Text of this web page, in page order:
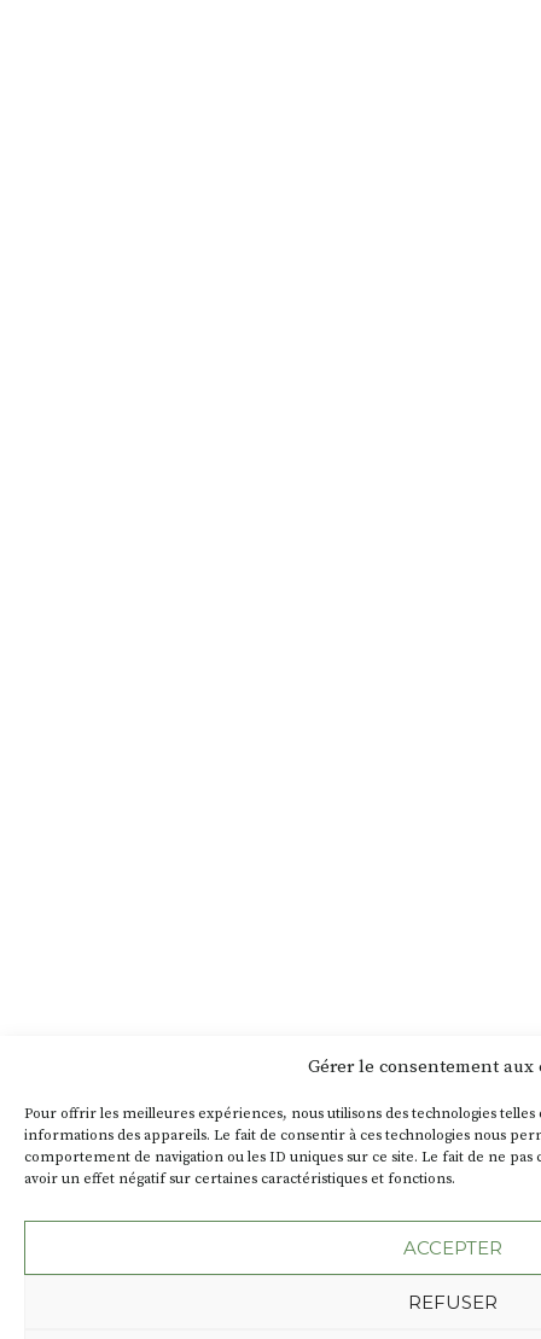
Gérer le consentement aux
Pour offrir les meilleures expériences, nous utilisons des technologies
informations des appareils. Le fait de consentir à ces technologies nous
comportement de navigation ou les ID uniques sur ce site. Le fait de ne
avoir un effet négatif sur certaines caractéristiques et fonctions.
ACCEPTER
REFUSER